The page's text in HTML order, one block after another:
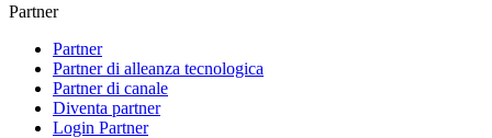
Partner
Partner
Partner di alleanza tecnologica
Partner di canale
Diventa partner
Login Partner